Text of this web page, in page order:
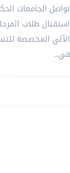
تواصل الجامعات
استقبال طلاب
الآلي المخصصة
في...